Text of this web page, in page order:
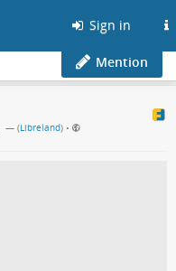
Sign in
Mention
— (Libreland) •